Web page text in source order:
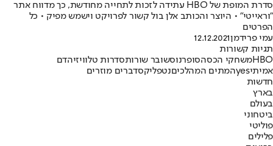
סדרת המופת של HBO עתידה לזכות לתחייה מחודשת, כך מדווח אתר
"וראייטי" • היוצר והכותב אלן בול קשור לפרויקט וישמש מפיק • כל
הפרטים
עמי פרידמן12.12.2021
תגיות קשורות
HBOמשחקי הכסהסופרנוסשובר שורותסדרות טלוויזיהדם
אמיתיyesהמתים המהלכיםנטפליקסדברים מוזרים
חדשות
בארץ
בעולם
ביטחוני
פוליטי
פלילים